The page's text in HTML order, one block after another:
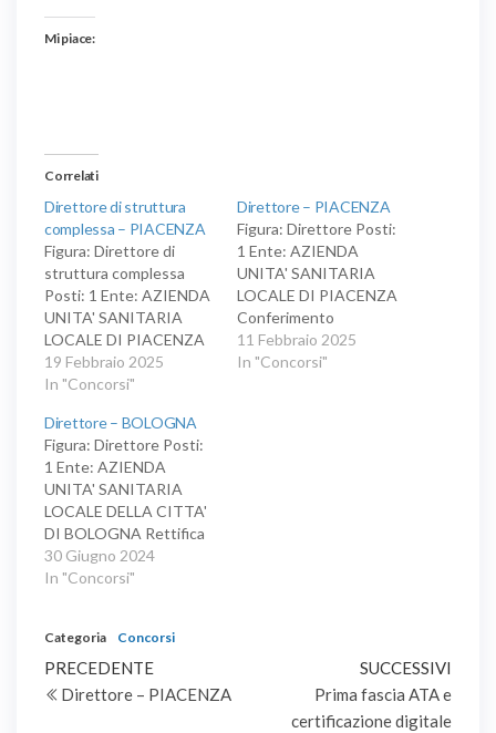
Mi piace:
Correlati
Direttore di struttura
complessa – PIACENZA
Figura: Direttore di
struttura complessa
Posti: 1 Ente: AZIENDA
UNITA' SANITARIA
LOCALE DI PIACENZA
Conferimento
dell'incarico di direttore
per l'U.O.C. Medicina
legale nell'ambito del
Dipartimento della
sicurezza, disciplina di
medicina legale.
19 Febbraio 2025
In "Concorsi"
Direttore – PIACENZA
Figura: Direttore Posti:
1 Ente: AZIENDA
UNITA' SANITARIA
LOCALE DI PIACENZA
Conferimento
dell'incarico di direttore
della struttura
11 Febbraio 2025
In "Concorsi"
Direttore – BOLOGNA
Figura: Direttore Posti:
1 Ente: AZIENDA
UNITA' SANITARIA
LOCALE DELLA CITTA'
DI BOLOGNA Rettifica
e riapertura dei termini
del conferimento
complessa U.O.
Medicina B (SC),
nell'ambito del
30 Giugno 2024
In "Concorsi"
Categoria Concorsi
Navigazione
articoli
Articolo
precedente
PRECEDENTE
Direttore – PIACENZA
SUCCESSIVI
Prima fascia ATA e
certificazione digitale